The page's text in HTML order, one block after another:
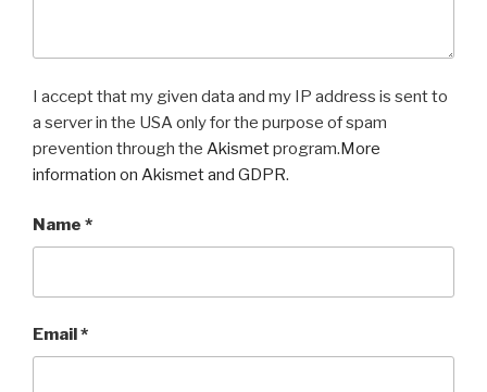
I accept that my given data and my IP address is sent to
a server in the USA only for the purpose of spam
prevention through the Akismetprogram.More
information on Akismet and GDPR.
Name *
Email *